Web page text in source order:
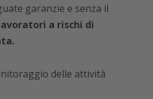
garanzie e senza il
a rischi di
delle attività